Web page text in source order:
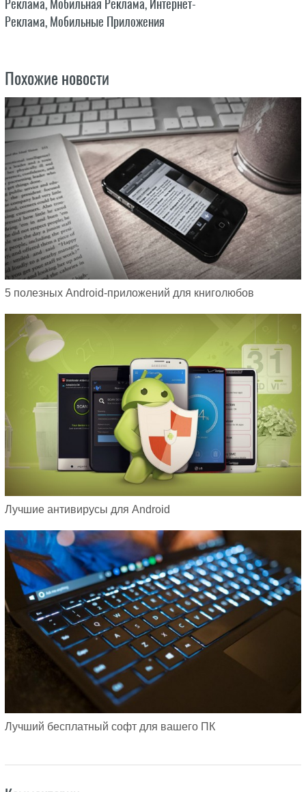
Реклама, Мобильная Реклама, Интернет-
Реклама, Мобильные Приложения
Похожие новости
5 полезных Android-приложений для книголюбов
Лучшие антивирусы для Android
Лучший бесплатный софт для вашего ПК